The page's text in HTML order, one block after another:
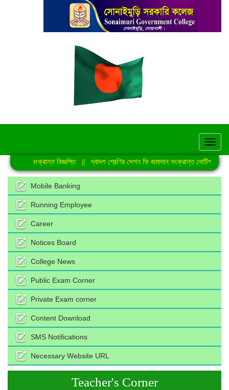
সংক্রান্ত বিজ্ঞপ্তি||দ্বাদশ শ্রেণির সেশন ফি জমাদান সংক্রান্ত নোটিশ||
Mobile Banking
Running Employee
Career
Notices Board
College News
Public Exam Corner
Private Exam corner
Content Download
SMS Notifications
Necessary Website URL
Teacher's Corner